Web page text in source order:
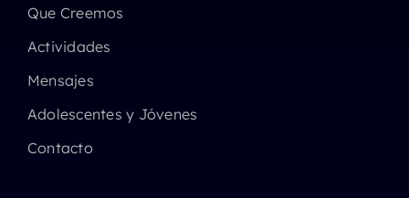
Que Creemos
Actividades
Mensajes
Adolescentes y Jóvenes
Contacto